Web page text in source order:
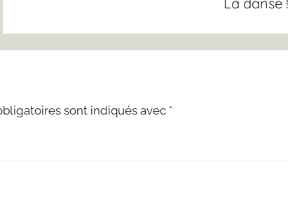
sont indiqués avec *